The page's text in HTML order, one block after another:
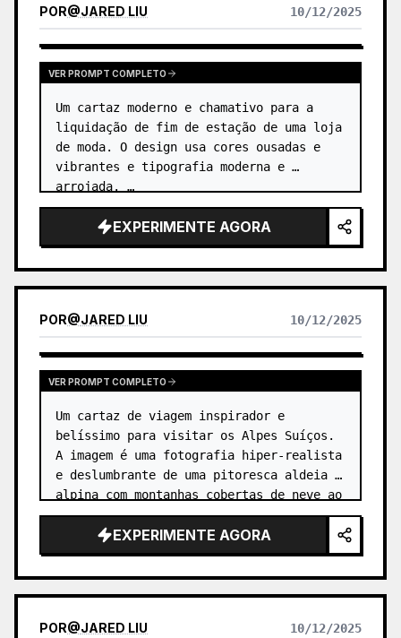
POR@JARED LIU 10/12/2025
VER PROMPT COMPLETO
Um cartaz moderno e chamativo para a
liquidação de fim de estação de uma loja
de moda. O design usa cores ousadas e
vibrantes e tipografia moderna e
arrojada. …
EXPERIMENTE AGORA
POR@JARED LIU 10/12/2025
VER PROMPT COMPLETO
Um cartaz de viagem inspirador e
belíssimo para visitar os Alpes Suíços.
A imagem é uma fotografia hiper-realista
e deslumbrante de uma pitoresca aldeia
alpina com montanhas cobertas de neve ao
fundo. …
EXPERIMENTE AGORA
POR@JARED LIU 10/12/2025